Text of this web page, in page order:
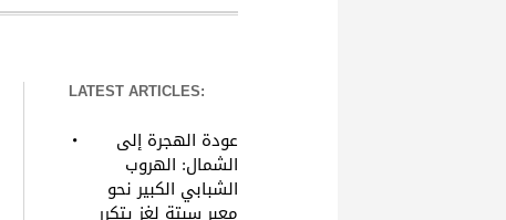
LATEST ARTICLES:
عودة الهجرة إلى
الشمال: الهروب
الشبابي الكبير نحو
معبر سبتة لغز يتكرر